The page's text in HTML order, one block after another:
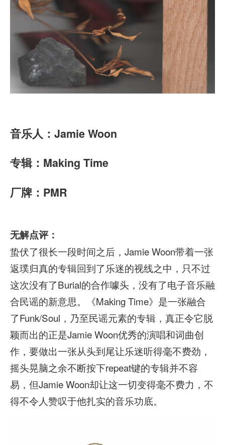
音乐人：Jamie Woon
专辑：Making Time
厂牌：PMR
无解点评：
蛰伏了很长一段时间之后，Jamie Woon带着一张
返璞归真的专辑回到了乐迷的视线之中，只不过
这次没有了Burial的合作噱头，没有了电子音乐融
合民谣的新意思。《Making Time》是一张融合
了Funk/Soul，乃至民谣元素的专辑，真正令它脱
颖而出的正是Jamie Woon优秀的演唱和词曲创
作，要做出一张从头到尾让乐迷听得毫不费劲，
摇头晃脑之余不断按下repeat键的专辑并不容
易，但Jamie Woon却让这一切变得毫不费力，不
得不令人赞叹于他扎实的音乐功底。